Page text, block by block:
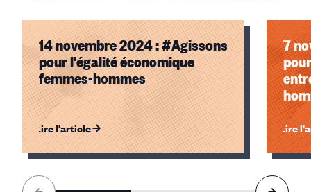
14 novembre 2024 : #Agissons
pour l'égalité économique
femmes-hommes
Lire l'article
7
Lire